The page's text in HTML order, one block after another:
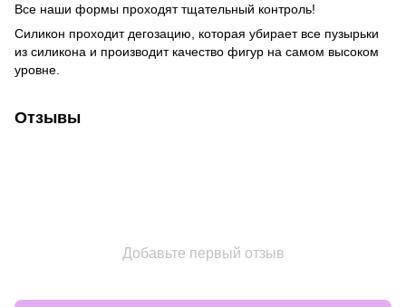
Все наши формы проходят тщательный контроль!
Силикон проходит дегозацию, которая убирает все пузырьки
из силикона и производит качество фигур на самом высоком
уровне.
Отзывы
Добавьте первый отзыв